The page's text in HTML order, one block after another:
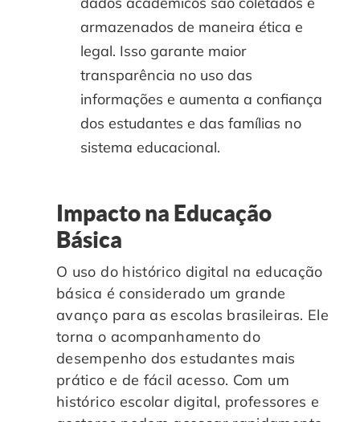
armazenados de maneira ética e
legal. Isso garante maior
transparência no uso das
informações e aumenta a confiança
dos estudantes e das famílias no
sistema educacional.
Impacto na Educação
Básica
O uso do histórico digital na educação
básica é considerado um grande
avanço para as escolas brasileiras. Ele
torna o acompanhamento do
desempenho dos estudantes mais
prático e de fácil acesso. Com um
histórico escolar digital, professores e